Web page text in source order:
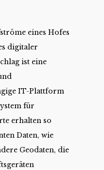
eines Hofes
digitaler
ist eine
IT-Plattform
für
erhalten so
Daten, wie
Geodaten, die